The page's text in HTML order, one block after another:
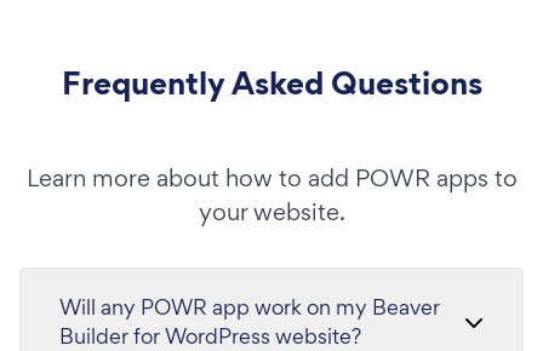
Frequently Asked Questions
Learn more about how to add POWR apps to
your website.
Will any POWR app work on my Beaver
Builder for WordPress website?